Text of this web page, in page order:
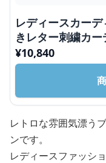
レディースカー
きレター刺繍カ
¥10,840
レトロな雰囲気漂う
ンです。
レディースファッシ